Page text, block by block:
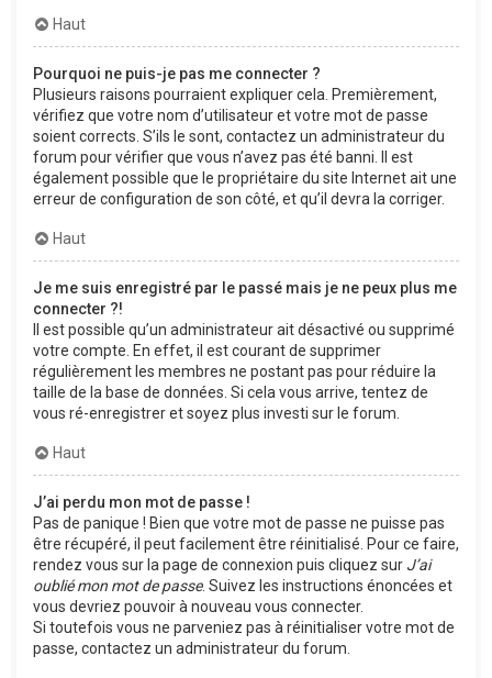
Haut
Pourquoi ne puis-je pas me connecter ?
Plusieurs raisons pourraient expliquer cela. Premièrement,
vérifiez que votre nom d’utilisateur et votre mot de passe
soient corrects. S’ils le sont, contactez un administrateur du
forum pour vérifier que vous n’avez pas été banni. Il est
également possible que le propriétaire du site Internet ait une
erreur de configuration de son côté, et qu’il devra la corriger.
Haut
Je me suis enregistré par le passé mais je ne peux plus me
connecter ?!
Il est possible qu’un administrateur ait désactivé ou supprimé
votre compte. En effet, il est courant de supprimer
régulièrement les membres ne postant pas pour réduire la
taille de la base de données. Si cela vous arrive, tentez de
vous ré-enregistrer et soyez plus investi sur le forum.
Haut
J’ai perdu mon mot de passe !
Pas de panique ! Bien que votre mot de passe ne puisse pas
être récupéré, il peut facilement être réinitialisé. Pour ce faire,
rendez vous sur la page de connexion puis cliquez sur J’ai
oublié mon mot de passe. Suivez les instructions énoncées et
vous devriez pouvoir à nouveau vous connecter.
Si toutefois vous ne parveniez pas à réinitialiser votre mot de
passe, contactez un administrateur du forum.